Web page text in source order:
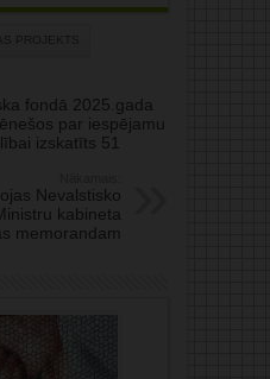
PROJEKTS
fondā 2025.gada
par iespējamu
izskatīts 51
Nevalstisko
kabineta
memorandam